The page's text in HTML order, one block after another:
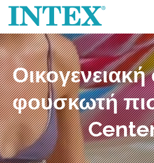
φουσκωτή